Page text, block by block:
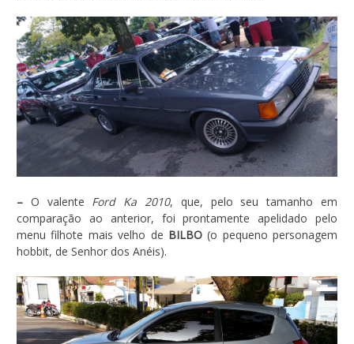
– O valente Ford Ka 2010, que, pelo seu tamanho em
comparação ao anterior, foi prontamente apelidado pelo
menu filhote mais velho de BILBO(o pequeno personagem
hobbit, de Senhor dos Anéis).